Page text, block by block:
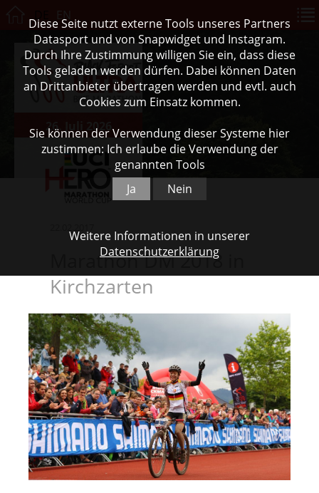
26. Juli 2026
Marathon DM 2018 in
Kirchzarten
Diese Seite nutzt externe Tools unseres Partners
Datasport und von Snapwidget und Instagram.
Durch Ihre Zustimmung willigen Sie ein, dass diese
Tools geladen werden dürfen. Dabei können Daten
an Drittanbieter übertragen werden und evtl. auch
Cookies zum Einsatz kommen.
Sie können der Verwendung dieser Systeme hier
zustimmen: Ich erlaube die Verwendung der
genannten Tools
Ja
Nein
Weitere Informationen in unserer
Datenschutzerklärung